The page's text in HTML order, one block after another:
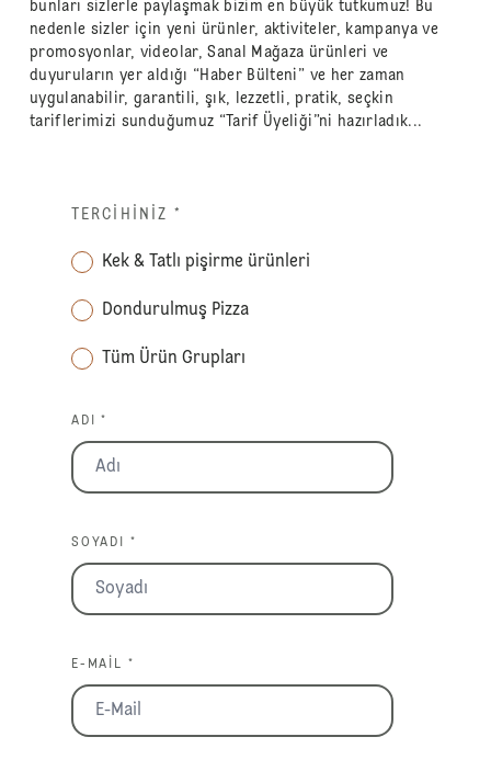
bunları sizlerle paylaşmak bizim en büyük tutkumuz! Bu
nedenle sizler için yeni ürünler, aktiviteler, kampanya ve
promosyonlar, videolar, Sanal Mağaza ürünleri ve
duyuruların yer aldığı “Haber Bülteni” ve her zaman
uygulanabilir, garantili, şık, lezzetli, pratik, seçkin
tariflerimizi sunduğumuz “Tarif Üyeliği”ni hazırladık...
TERCIHINIZ *
Kek & Tatlı pişirme ürünleri
Dondurulmuş Pizza
Tüm Ürün Grupları
ADI *
SOYADI *
E-MAIL *